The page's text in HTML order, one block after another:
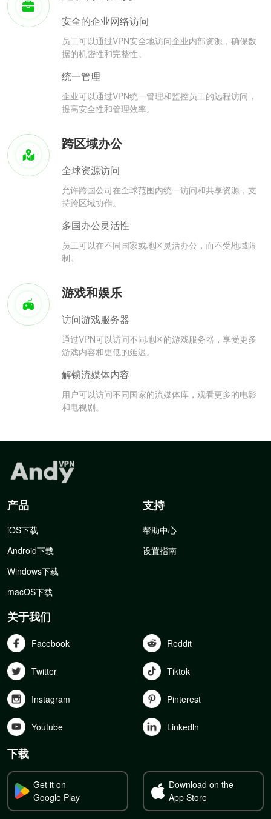
安全的企业网络访问
员工可以通过VPN安全地访问企业内部资源，确保数
据的机密性和完整性。
统一管理
企业可以通过VPN统一管理和监控员工的远程访问，
提高安全性和管理效率。
跨区域办公
全球资源访问
允许跨国公司在全球范围内统一访问和共享资源，支
持跨区域协作。
多国办公灵活性
员工可以在不同国家或地区灵活办公，而不受地域限
制。
游戏和娱乐
访问游戏服务器
通过VPN可以访问不同地区的游戏服务器，享受更多
游戏内容和更低的延迟。
解锁流媒体内容
用户可以访问不同国家的流媒体库，观看更多的电影
和电视剧。
产品
iOS下载
Android下载
Windows下载
macOS下载
支持
帮助中心
设置指南
关于我们
Facebook Reddit
Twitter Tiktok
Instagram Pinterest
Youtube Linkedln
下载
Get it on
Google Play
Download on the
App Store